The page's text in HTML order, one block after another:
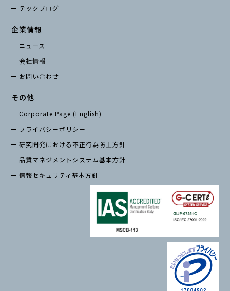
テックブログ
企業情報
ニュース
会社情報
お問い合わせ
その他
Corporate Page (English)
プライバシーポリシー
研究開発における不正行為防止方針
品質マネジメントシステム基本方針
情報セキュリティ基本方針